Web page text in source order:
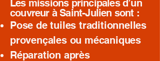
Les missions principales d’un
couvreur à Saint-Julien sont :
Pose de tuiles traditionnelles
provençales ou mécaniques
Réparation après